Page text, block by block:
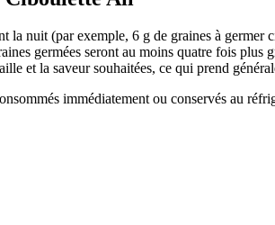
la nuit (par exemple, 6 g de graines à
germées seront au moins quatre fois
et la saveur souhaitées, ce qui prend
immédiatement ou conservés au